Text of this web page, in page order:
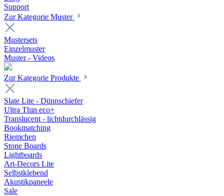
Support
Zur Kategorie Muster
Mustersets
Einzelmuster
Muster - Videos
Zur Kategorie Produkte
Slate Lite - Dünnschiefer
Ultra Thin eco+
Translucent - lichtdurchlässig
Bookmatching
Riemchen
Stone Boards
Lightboards
Art-Decors Lite
Selbstklebend
Akustikpaneele
Sale